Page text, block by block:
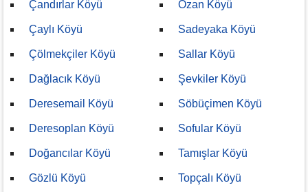
Çandırlar Köyü
Çaylı Köyü
Çölmekçiler Köyü
Dağlacık Köyü
Deresemail Köyü
Deresoplan Köyü
Doğancılar Köyü
Gözlü Köyü
Ozan Köyü
Sadeyaka Köyü
Sallar Köyü
Şevkiler Köyü
Söbüçimen Köyü
Sofular Köyü
Tamışlar Köyü
Topçalı Köyü